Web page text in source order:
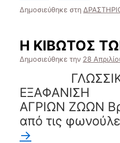
Δημοσιεύθηκε στη
Η ΚΙΒΩΤΟΣ
Δημοσιεύθηκε την 28
ΓΛΩΣΣΙΚΑ
ΕΞΑΦΑΝΙΣΗ
ΑΓΡΙΩΝ ΖΩΩΝ
από τις
→